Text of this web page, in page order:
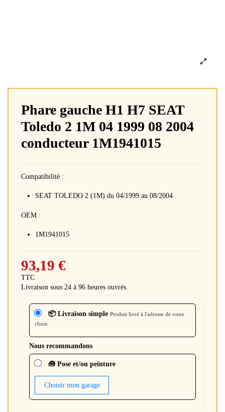
Phare gauche H1 H7 SEAT
Toledo 2 1M 04 1999 08 2004
conducteur 1M1941015
Compatibilité :
SEAT TOLEDO 2 (1M) du 04/1999 au 08/2004
OEM :
1M1941015
93,19 €
TTC
Livraison sous 24 à 96 heures ouvrés.
📦 Livraison simple Produit livré à l'adresse de votre
choix
Nous recommandons
🧰 Pose et/ou peinture
Choisir mon garage